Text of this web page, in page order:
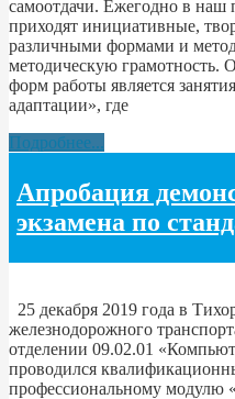
самоотдачи. Ежегодно в наш
приходят инициативные,
различными формами и
методическую грамотность.
форм работы является
адаптации», где
Подробнее...
Апробация
экзамена по
25 декабря 2019 года в
железнодорожного
отделении 09.02.01
проводился
профессиональному модулю